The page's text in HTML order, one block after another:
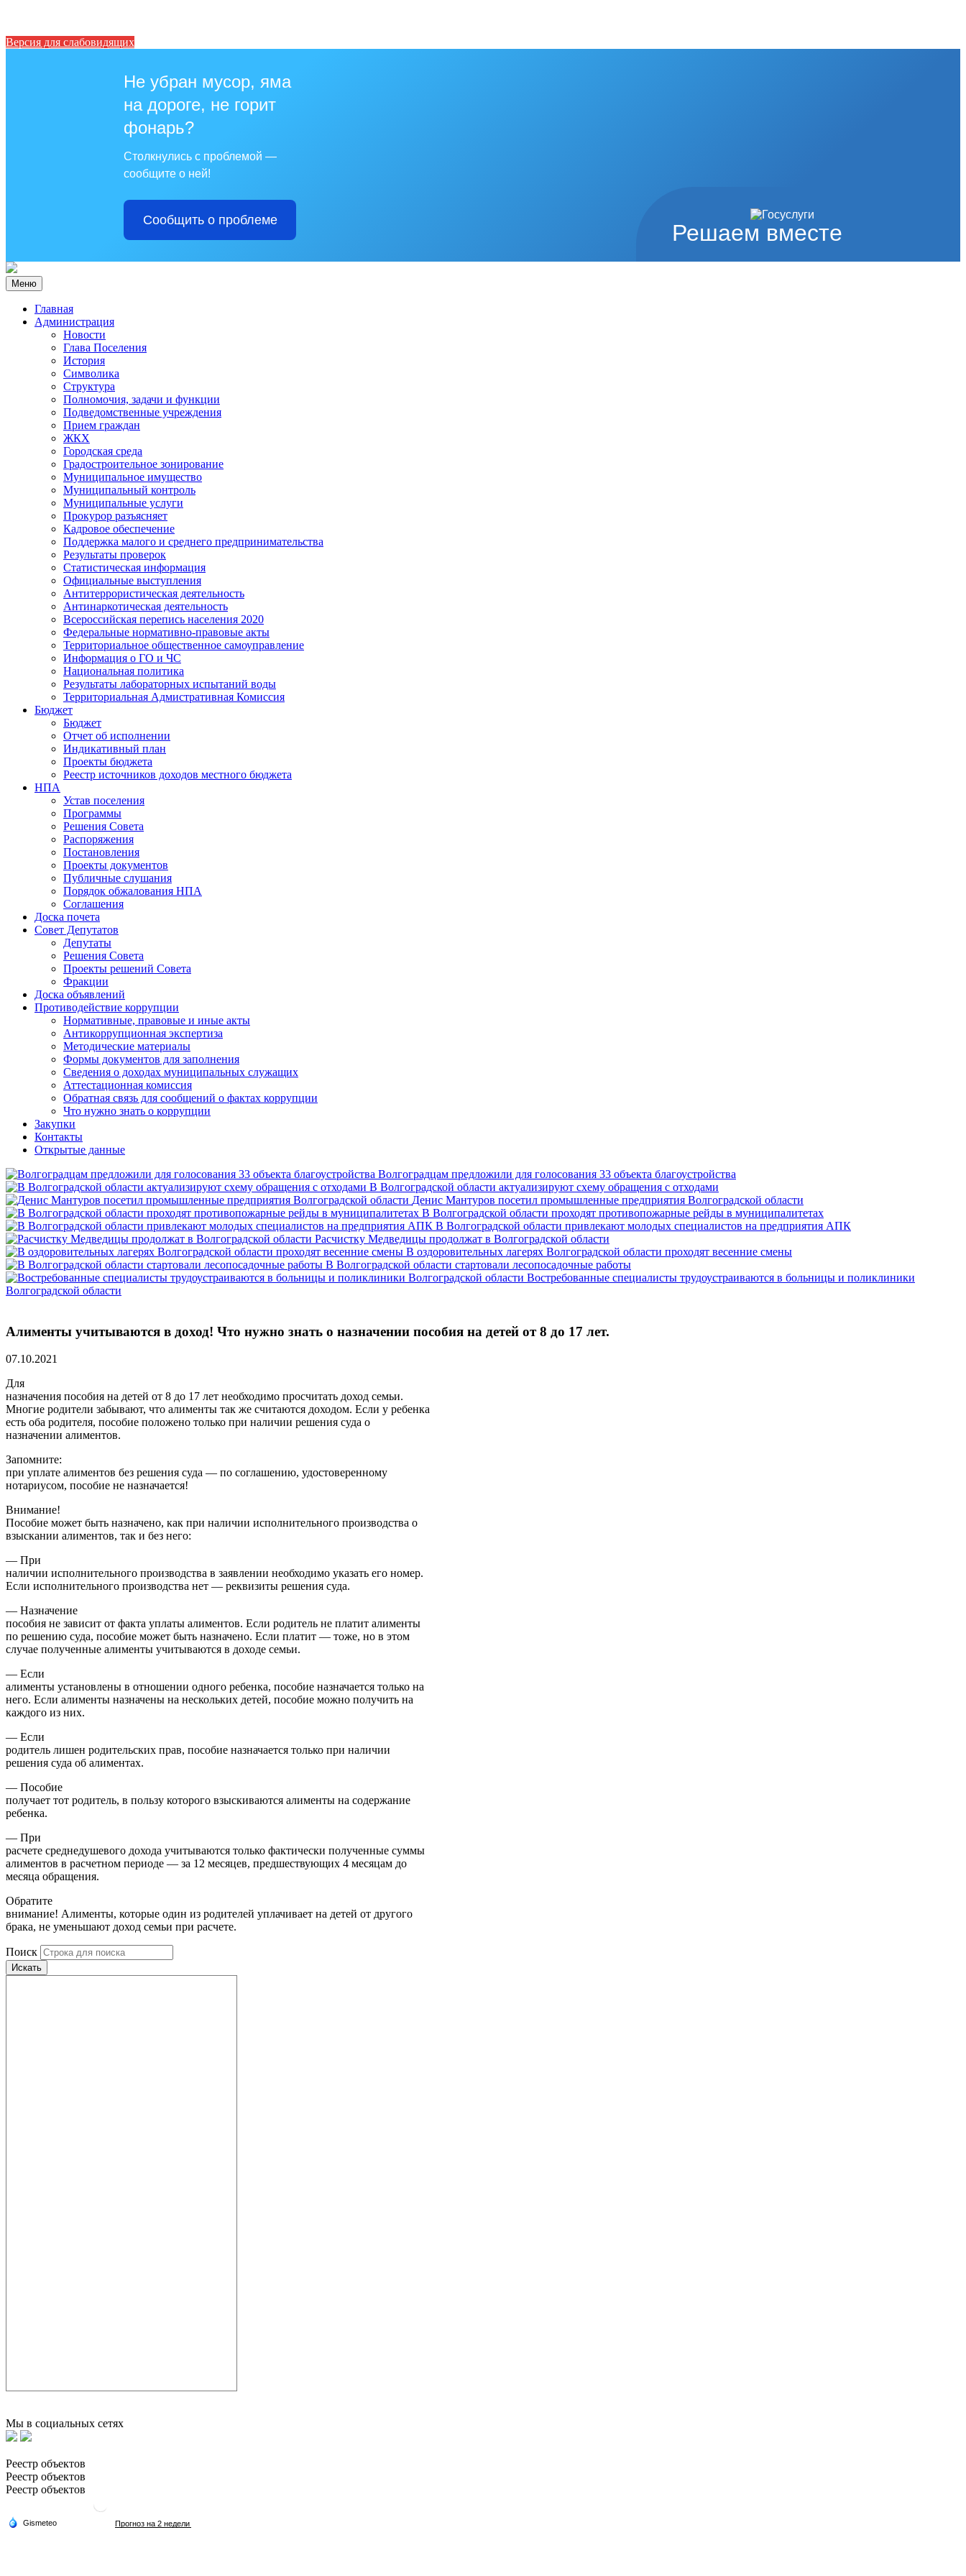
Версия для слабовидящих
Решаем вместе
Не убран мусор, яма
на дороге, не горит
фонарь?
Столкнулись с проблемой —
сообщите о ней!
Сообщить о проблеме
Меню
Главная
Администрация
Новости
Глава Поселения
История
Символика
Структура
Полномочия, задачи и функции
Подведомственные учреждения
Прием граждан
ЖКХ
Городская среда
Градостроительное зонирование
Муниципальное имущество
Муниципальный контроль
Муниципальные услуги
Прокурор разъясняет
Кадровое обеспечение
Поддержка малого и среднего предпринимательства
Результаты проверок
Статистическая информация
Официальные выступления
Антитеррористическая деятельность
Антинаркотическая деятельность
Всероссийская перепись населения 2020
Федеральные нормативно-правовые акты
Территориальное общественное самоуправление
Информация о ГО и ЧС
Национальная политика
Результаты лабораторных испытаний воды
Территориальная Адмистративная Комиссия
Бюджет
Бюджет
Отчет об исполнении
Индикативный план
Проекты бюджета
Реестр источников доходов местного бюджета
НПА
Устав поселения
Программы
Решения Совета
Распоряжения
Постановления
Проекты документов
Публичные слушания
Порядок обжалования НПА
Соглашения
Доска почета
Совет Депутатов
Депутаты
Решения Совета
Проекты решений Совета
Фракции
Доска объявлений
Противодействие коррупции
Нормативные, правовые и иные акты
Антикоррупционная экспертиза
Методические материалы
Формы документов для заполнения
Сведения о доходах муниципальных служащих
Аттестационная комиссия
Обратная связь для сообщений о фактах коррупции
Что нужно знать о коррупции
Закупки
Контакты
Открытые данные
Волгоградцам предложили для голосования 33 объекта благоустройства
В Волгоградской области актуализируют схему обращения с отходами
Денис Мантуров посетил промышленные предприятия Волгоградской области
В Волгоградской области проходят противопожарные рейды в муниципалитетах
В Волгоградской области привлекают молодых специалистов на предприятия АПК
Расчистку Медведицы продолжат в Волгоградской области
В оздоровительных лагерях Волгоградской области проходят весенние смены
В Волгоградской области стартовали лесопосадочные работы
Востребованные специалисты трудоустраиваются в больницы и поликлиники
Волгоградской области
Алименты учитываются в доход! Что нужно знать о назначении пособия на детей от 8 до 17 лет.
07.10.2021
Для
назначения пособия на детей от 8 до 17 лет необходимо просчитать доход семьи.
Многие родители забывают, что алименты так же считаются доходом. Если у ребенка
есть оба родителя, пособие положено только при наличии решения суда о
назначении алиментов.
Запомните:
при уплате алиментов без решения суда — по соглашению, удостоверенному
нотариусом, пособие не назначается!
Внимание!
Пособие может быть назначено, как при наличии исполнительного производства о
взыскании алиментов, так и без него:
— При
наличии исполнительного производства в заявлении необходимо указать его номер.
Если исполнительного производства нет — реквизиты решения суда.
— Назначение
пособия не зависит от факта уплаты алиментов. Если родитель не платит алименты
по решению суда, пособие может быть назначено. Если платит — тоже, но в этом
случае полученные алименты учитываются в доходе семьи.
— Если
алименты установлены в отношении одного ребенка, пособие назначается только на
него. Если алименты назначены на нескольких детей, пособие можно получить на
каждого из них.
— Если
родитель лишен родительских прав, пособие назначается только при наличии
решения суда об алиментах.
— Пособие
получает тот родитель, в пользу которого взыскиваются алименты на содержание
ребенка.
— При
расчете среднедушевого дохода учитываются только фактически полученные суммы
алиментов в расчетном периоде — за 12 месяцев, предшествующих 4 месяцам до
месяца обращения.
Обратите
внимание! Алименты, которые один из родителей уплачивает на детей от другого
брака, не уменьшают доход семьи при расчете.
Поиск
Искать
Мы в социальных сетях
Реестр объектов
Реестр объектов
Реестр объектов